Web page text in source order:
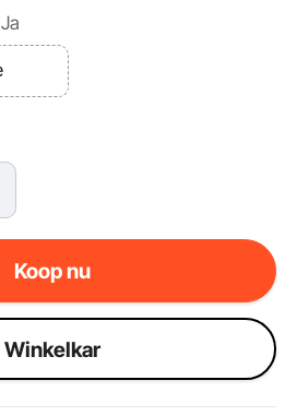
Ja
Koop nu
Winkelkar